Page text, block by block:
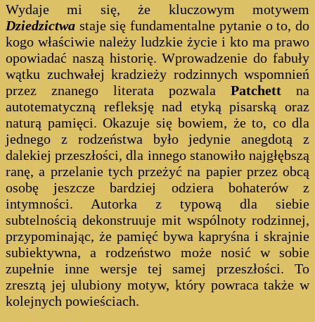
Wydaje mi się, że kluczowym motywem
Dziedzictwa staje się fundamentalne pytanie o to, do
kogo właściwie należy ludzkie życie i kto ma prawo
opowiadać naszą historię. Wprowadzenie do fabuły
wątku zuchwałej kradzieży rodzinnych wspomnień
przez znanego literata pozwala Patchett na
autotematyczną refleksję nad etyką pisarską oraz
naturą pamięci. Okazuje się bowiem, że to, co dla
jednego z rodzeństwa było jedynie anegdotą z
dalekiej przeszłości, dla innego stanowiło najgłębszą
ranę, a przelanie tych przeżyć na papier przez obcą
osobę jeszcze bardziej odziera bohaterów z
intymności. Autorka z typową dla siebie
subtelnością dekonstruuje mit wspólnoty rodzinnej,
przypominając, że pamięć bywa kapryśna i skrajnie
subiektywna, a rodzeństwo może nosić w sobie
zupełnie inne wersje tej samej przeszłości. To
zresztą jej ulubiony motyw, który powraca także w
kolejnych powieściach.